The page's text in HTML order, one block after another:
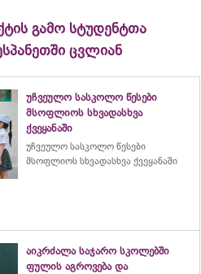
გამო სტუდენტთა
ცვლიან
უჩვეულო სასკოლო წესები
მსოფლიოს სხვადასხვა
ქვეყანაში
უჩვეულო სასკოლო წესები
მსოფლიოს სხვადასხვა ქვეყანაში
აიკრძალა საჯარო სკოლებში
ფულის აგროვება და